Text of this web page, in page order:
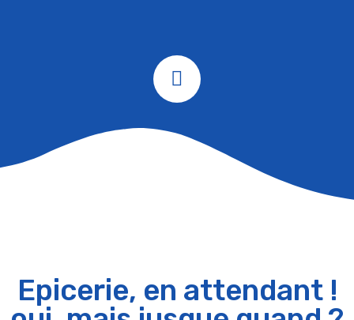
Epicerie, en attendant !